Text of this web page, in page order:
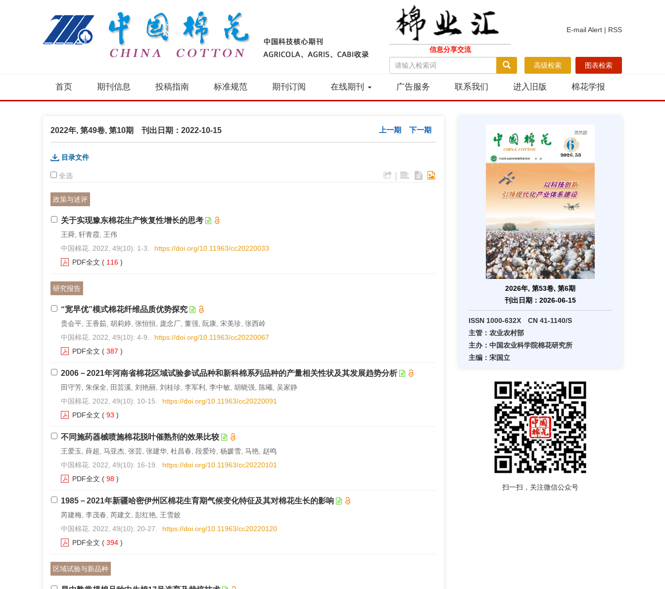
信息分享交流
E-mail Alert | RSS
图表检索
高级检索
首页 期刊信息 投稿指南 标准规范 期刊订阅 在线期刊 广告服务 联系我们 进入旧版 棉花学报
2022年, 第49卷, 第10期 刊出日期：2022-10-15 上一期 下一期
目录文件
全选
政策与述评
关于实现豫东棉花生产恢复性增长的思考
王舜, 轩青霞, 王伟
中国棉花. 2022, 49(10): 1-3.
https://doi.org/10.11963/cc20220033
PDF全文 ( 116 )
研究报告
“宽早优”模式棉花纤维品质优势探究
贵会平, 王香茹, 胡莉婷, 张恒恒, 庞念厂, 董强, 阮康, 宋美珍, 张西岭
中国棉花. 2022, 49(10): 4-9.
https://doi.org/10.11963/cc20220067
PDF全文 ( 387 )
2006－2021年河南省棉花区域试验参试品种和新科棉系列品种的产量相关性状及其发展趋势分析
田守芳, 朱保全, 田芸溪, 刘艳丽, 刘桂珍, 李军利, 李中敏, 胡晓强, 陈曦, 吴家静
中国棉花. 2022, 49(10): 10-15.
https://doi.org/10.11963/cc20220091
PDF全文 ( 93 )
不同施药器械喷施棉花脱叶催熟剂的效果比较
王爱玉, 薛超, 马亚杰, 张芸, 张建华, 杜昌春, 段爱玲, 杨媛雪, 马艳, 赵鸣
中国棉花. 2022, 49(10): 16-19.
https://doi.org/10.11963/cc20220101
PDF全文 ( 98 )
1985－2021年新疆哈密伊州区棉花生育期气候变化特征及其对棉花生长的影响
芮建梅, 李茂春, 芮建文, 彭红艳, 王雪姣
中国棉花. 2022, 49(10): 20-27.
https://doi.org/10.11963/cc20220120
PDF全文 ( 394 )
区域试验与新品种
2026年, 第53卷, 第6期
刊出日期：2026-06-15
ISSN 1000-632X CN 41-1140/S
主管：农业农村部
主办：中国农业科学院棉花研究所
主编：宋国立
扫一扫，关注微信公众号